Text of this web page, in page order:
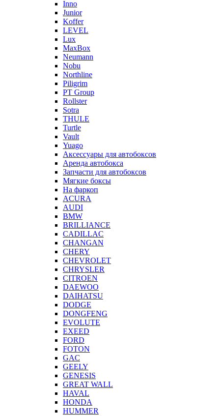
Inno
Junior
Koffer
LEVEL
Lux
MaxBox
Neumann
Nobu
Northline
Piligrim
PT Group
Rollster
Sotra
THULE
Turtle
Vault
Yuago
Аксессуары для автобоксов
Аренда автобокса
Запчасти для автобоксов
Мягкие боксы
На фаркоп
ACURA
AUDI
BMW
BRILLIANCE
CADILLAC
CHANGAN
CHERY
CHEVROLET
CHRYSLER
CITROEN
DAEWOO
DAIHATSU
DODGE
DONGFENG
EVOLUTE
EXEED
FORD
FOTON
GAC
GEELY
GENESIS
GREAT WALL
HAVAL
HONDA
HUMMER